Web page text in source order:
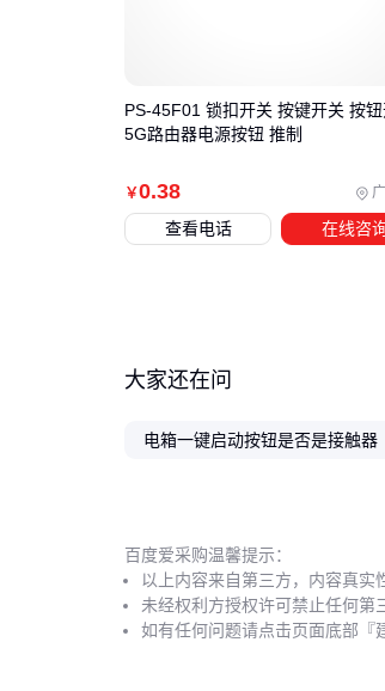
￥0.38
PS-45F01 锁扣开关 按键开关 按钮
5G路由器电源按钮 推制
查看电话 在线咨
大家还在问
电箱一键启动按钮是否是接触器
百度爱采购温馨提示：
以上内容来自第三方，内容真实
未经权利方授权许可禁止任何第
如有任何问题请点击页面底部『